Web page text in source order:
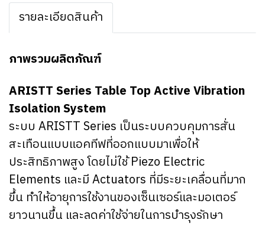
รายละเอียดสินค้า
ภาพรวมผลิตภัณฑ์
ARISTT Series Table Top Active Vibration
Isolation System
ระบบ ARISTT Series เป็นระบบควบคุมการสั่น
สะเทือนแบบแอคทีฟที่ออกแบบมาเพื่อให้
ประสิทธิภาพสูง โดยไม่ใช้ Piezo Electric
Elements และมี Actuators ที่มีระยะเคลื่อนที่มาก
ขึ้น ทำให้อายุการใช้งานของเซ็นเซอร์และมอเตอร์
ยาวนานขึ้น และลดค่าใช้จ่ายในการบำรุงรักษา